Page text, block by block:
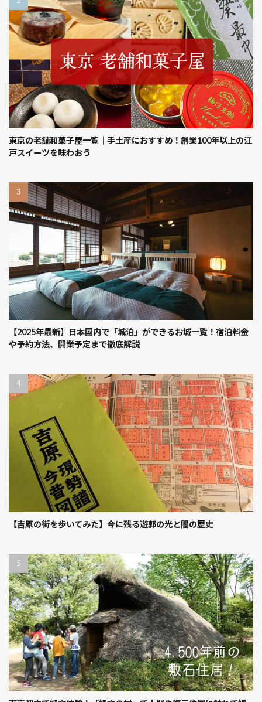
東京の老舗和菓子屋一覧｜手土産におすすめ！創業100年以上の江
戸スイーツを味わおう
【2025年最新】日本国内で「城泊」ができるお城一覧！宿泊料金
や予約方法、開業予定まで徹底解説
【吉原の街を歩いてみた】今に残る遊郭の光と闇の歴史